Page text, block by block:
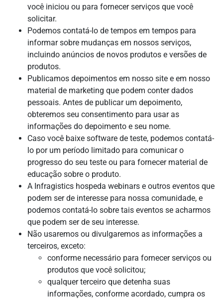
você iniciou ou para fornecer serviços que você
solicitar.
Podemos contatá-lo de tempos em tempos para
informar sobre mudanças em nossos serviços,
incluindo anúncios de novos produtos e versões de
produtos.
Publicamos depoimentos em nosso site e em nosso
material de marketing que podem conter dados
pessoais. Antes de publicar um depoimento,
obteremos seu consentimento para usar as
informações do depoimento e seu nome.
Caso você baixe software de teste, podemos contatá-
lo por um período limitado para comunicar o
progresso do seu teste ou para fornecer material de
educação sobre o produto.
A Infragistics hospeda webinars e outros eventos que
podem ser de interesse para nossa comunidade, e
podemos contatá-lo sobre tais eventos se acharmos
que podem ser de seu interesse.
Não usaremos ou divulgaremos as informações a
terceiros, exceto:
conforme necessário para fornecer serviços ou
produtos que você solicitou;
qualquer terceiro que detenha suas
informações, conforme acordado, cumpra os